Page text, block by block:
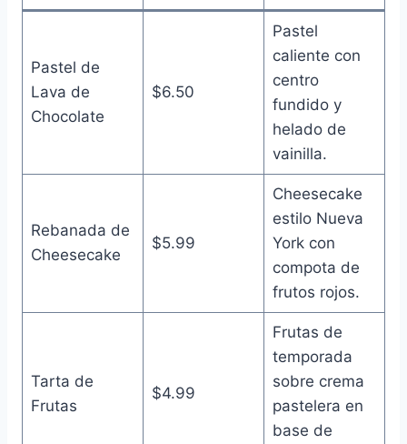
Pastel de
Lava de
Chocolate
$6.50
Pastel
caliente con
centro
fundido y
helado de
vainilla.
Rebanada de
Cheesecake
$5.99
Cheesecake
estilo Nueva
York con
compota de
frutos rojos.
Tarta de
Frutas
$4.99
Frutas de
temporada
sobre crema
pastelera en
base de